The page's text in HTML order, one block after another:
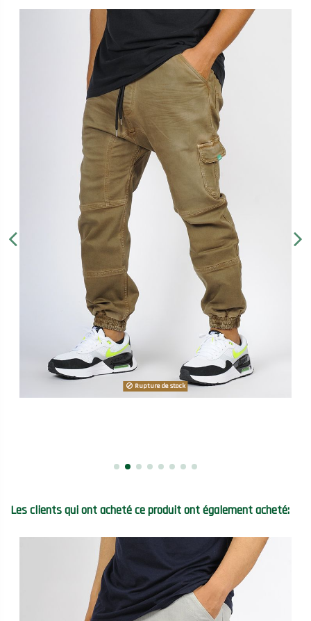
Rupture de stock
Les clients qui ont acheté ce produit ont également acheté: